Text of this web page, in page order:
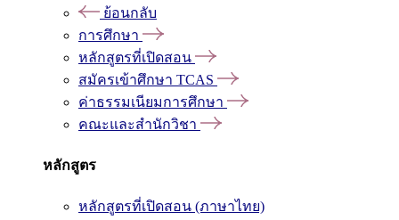
ย้อนกลับ
การศึกษา
หลักสูตรที่เปิดสอน
สมัครเข้าศึกษา TCAS
ค่าธรรมเนียมการศึกษา
คณะและสำนักวิชา
หลักสูตร
หลักสูตรที่เปิดสอน (ภาษาไทย)